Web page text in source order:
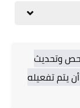
وتحديث
يتم تفعيله